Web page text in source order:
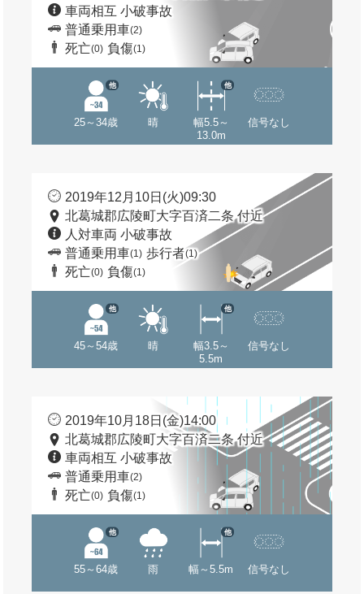
車両相互 小破事故
普通乗用車(2)
死亡(0) 負傷(1)
25～34歳
他
晴
幅5.5～
13.0m
他
信号なし
2019年12月10日(火)09:30
北葛城郡広陵町大字百済二条 付近
人対車両 小破事故
普通乗用車(1) 歩行者(1)
死亡(0) 負傷(1)
45～54歳
他
晴
幅3.5～
5.5m
他
信号なし
2019年10月18日(金)14:00
北葛城郡広陵町大字百済二条 付近
車両相互 小破事故
普通乗用車(2)
死亡(0) 負傷(1)
55～64歳
他
雨 幅～5.5m
他
信号なし